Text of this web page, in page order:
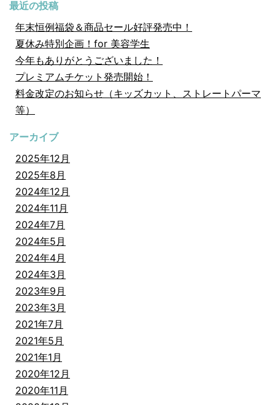
最近の投稿
年末恒例福袋＆商品セール好評発売中！
夏休み特別企画！for 美容学生
今年もありがとうございました！
プレミアムチケット発売開始！
料金改定のお知らせ（キッズカット、ストレートパーマ
等）
アーカイブ
2025年12月
2025年8月
2024年12月
2024年11月
2024年7月
2024年5月
2024年4月
2024年3月
2023年9月
2023年3月
2021年7月
2021年5月
2021年1月
2020年12月
2020年11月